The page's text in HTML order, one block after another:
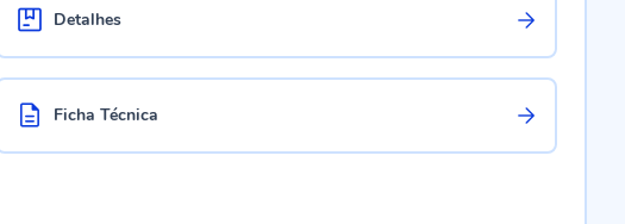
Detalhes
Ficha Técnica